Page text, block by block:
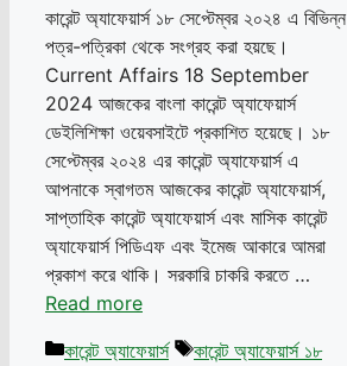
কারেন্ট অ্যাফেয়ার্স ১৮ সেপ্টেম্বর ২০২৪ এ বিভিন্ন
পত্র-পত্রিকা থেকে সংগ্রহ করা হয়ছে।
Current Affairs 18 September
2024 আজকের বাংলা কারেন্ট অ্যাফেয়ার্স
ডেইলিশিক্ষা ওয়েবসাইটে প্রকাশিত হয়েছে। ১৮
সেপ্টেম্বর ২০২৪ এর কারেন্ট অ্যাফেয়ার্স এ
আপনাকে স্বাগতম আজকের কারেন্ট অ্যাফেয়ার্স,
সাপ্তাহিক কারেন্ট অ্যাফেয়ার্স এবং মাসিক কারেন্ট
অ্যাফেয়ার্স পিডিএফ এবং ইমেজ আকারে আমরা
প্রকাশ করে থাকি। সরকারি চাকরি করতে …
Read more
Categories
কারেন্ট অ্যাফেয়ার্স Tags
কারেন্ট অ্যাফেয়ার্স ১৮